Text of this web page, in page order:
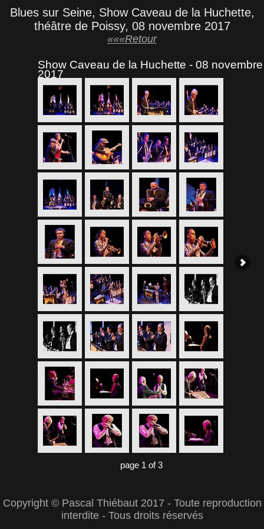
Blues sur Seine, Show Caveau de la Huchette,
théâtre de Poissy, 08 novembre 2017
«««Retour
Show Caveau de la Huchette - 08 novembre
2017
page 1 of 3
Copyright © Pascal Thiébaut 2017 - Toute reproduction
interdite - Tous droits réservés